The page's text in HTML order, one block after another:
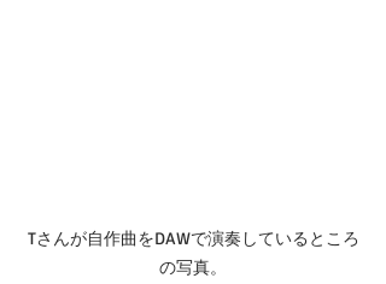
Tさんが自作曲をDAWで演奏しているところ
の写真。